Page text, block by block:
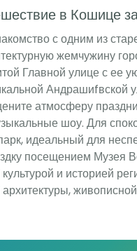
в Кошице
с одним из
жемчужину
Главной улице с ее
Андрашиfвской
атмосферу
шоу. Для
идеальный для
посещением Музея
и историей
5